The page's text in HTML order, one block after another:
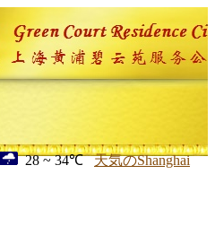
28 ~ 34℃ 天気のShanghai